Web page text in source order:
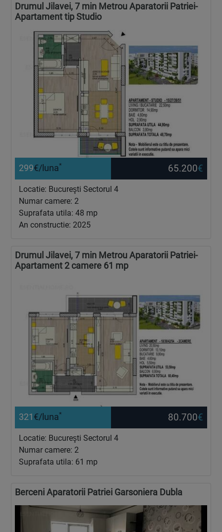
Drumul Jilavei, 7 min Metrou Aparatorii Patriei-
Apartament tip Studio
299€/luna* 65.200€
Locatie: Bucureşti Sectorul 4
Numar camere: 2
Suprafata utila: 48 mp
An constructie: 2025
Drumul Jilavei, 7 min Metrou Aparatorii Patriei-
Apartament 2 camere 61 mp
321 €/luna* 80.700€
Locatie: Bucureşti Sectorul 4
Numar camere: 2
Suprafata utila: 61 mp
Berceni Aparatorii Patriei Garsoniera Dubla